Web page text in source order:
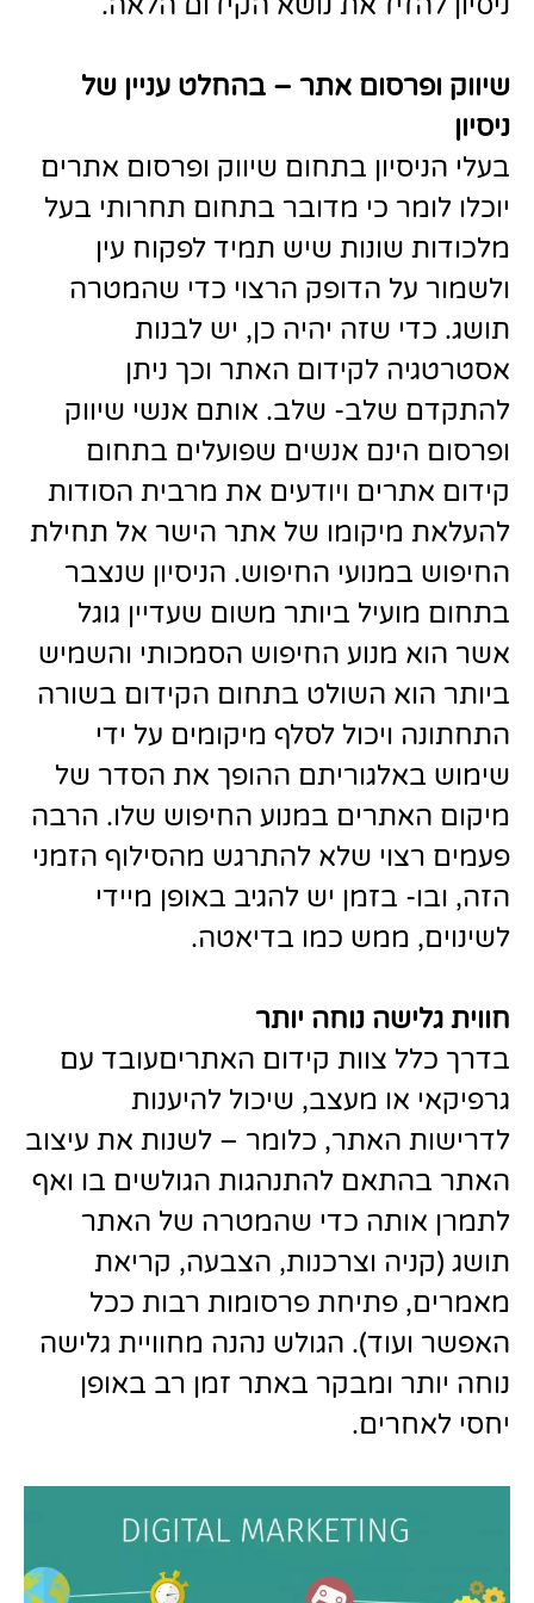
שיווק ופרסום אתר – בהחלט עניין של
ניסיון
בעלי הניסיון בתחום שיווק ופרסום אתרים
יוכלו לומר כי מדובר בתחום תחרותי בעל
מלכודות שונות שיש תמיד לפקוח עין
ולשמור על הדופק הרצוי כדי שהמטרה
תושג. כדי שזה יהיה כן, יש לבנות
אסטרטגיה לקידום האתר וכך ניתן
להתקדם שלב- שלב. אותם אנשי שיווק
ופרסום הינם אנשים שפועלים בתחום
קידום אתרים ויודעים את מרבית הסודות
להעלאת מיקומו של אתר הישר אל תחילת
החיפוש במנועי החיפוש. הניסיון שנצבר
בתחום מועיל ביותר משום שעדיין גוגל
אשר הוא מנוע החיפוש הסמכותי והשמיש
ביותר הוא השולט בתחום הקידום בשורה
התחתונה ויכול לסלף מיקומים על ידי
שימוש באלגוריתם ההופך את הסדר של
מיקום האתרים במנוע החיפוש שלו. הרבה
פעמים רצוי שלא להתרגש מהסילוף הזמני
הזה, ובו- בזמן יש להגיב באופן מיידי
לשינוים, ממש כמו בדיאטה.
חווית גלישה נוחה יותר
בדרך כלל צוות קידום האתריםעובד עם
גרפיקאי או מעצב, שיכול להיענות
לדרישות האתר, כלומר – לשנות את עיצוב
האתר בהתאם להתנהגות הגולשים בו ואף
לתמרן אותה כדי שהמטרה של האתר
תושג (קניה וצרכנות, הצבעה, קריאת
מאמרים, פתיחת פרסומות רבות ככל
האפשר ועוד). הגולש נהנה מחוויית גלישה
נוחה יותר ומבקר באתר זמן רב באופן
יחסי לאחרים.